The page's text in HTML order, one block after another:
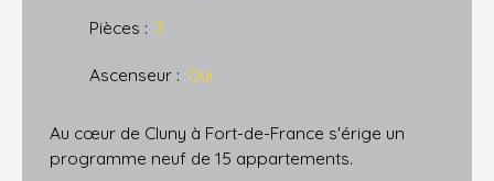
Pièces : 3
Ascenseur : Oui
Au cœur de Cluny à Fort-de-France s'érige un
programme neuf de 15 appartements.